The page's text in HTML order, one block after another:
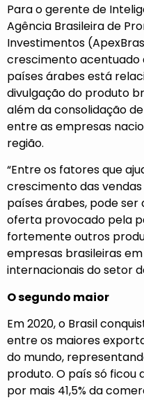
Para o gerente de
Agência Brasileira de
Investimentos
crescimento acentuado
países árabes está
divulgação do produto
além da consolidação
entre as empresas
região.
“Entre os fatores que
crescimento das
países árabes, pode
oferta provocado pela
fortemente outros
empresas brasileiras
internacionais do setor
O segundo maior
Em 2020, o Brasil
entre os maiores
do mundo,
produto. O país só ficou
por mais 41,5% da